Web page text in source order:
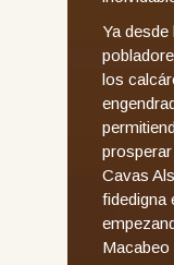
Ya
los
Cavas
fidedigna